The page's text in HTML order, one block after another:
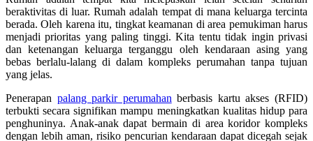
beraktivitas di luar. Rumah adalah tempat di mana keluarga tercinta
berada. Oleh karena itu, tingkat keamanan di area pemukiman harus
menjadi prioritas yang paling tinggi. Kita tentu tidak ingin privasi
dan ketenangan keluarga terganggu oleh kendaraan asing yang
bebas berlalu-lalang di dalam kompleks perumahan tanpa tujuan
yang jelas.
Penerapan palang parkir perumahan berbasis kartu akses (RFID)
terbukti secara signifikan mampu meningkatkan kualitas hidup para
penghuninya. Anak-anak dapat bermain di area koridor kompleks
dengan lebih aman, risiko pencurian kendaraan dapat dicegah sejak